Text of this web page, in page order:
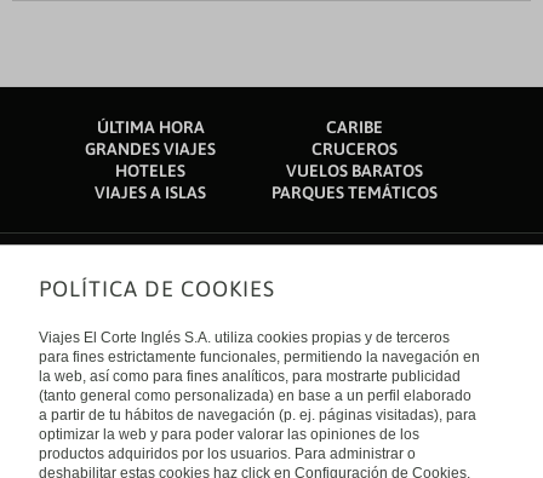
ÚLTIMA HORA
CARIBE
GRANDES VIAJES
CRUCEROS
HOTELES
VUELOS BARATOS
VIAJES A ISLAS
PARQUES TEMÁTICOS
Sobre nosotros
Quiénes somos
Financiación
Sostenibilidad
Turismo accesible
Tarjeta El Corte Inglés
Trabaja con nosotros
El Corte Inglés
Canal Ético
Enlaces de interés
Guías de viaje
Catálogos
Auto check-in
Condiciones Generales
Internacional
España
POLÍTICA DE COOKIES
Viajes El Corte Inglés S.A. utiliza cookies propias y de terceros
para fines estrictamente funcionales, permitiendo la navegación en
la web, así como para fines analíticos, para mostrarte publicidad
(tanto general como personalizada) en base a un perfil elaborado
a partir de tu hábitos de navegación (p. ej. páginas visitadas), para
optimizar la web y para poder valorar las opiniones de los
productos adquiridos por los usuarios. Para administrar o
deshabilitar estas cookies haz click en Configuración de Cookies.